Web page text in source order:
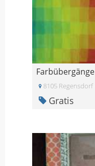
Farbübergänge
8105 Regensdorf
Gratis